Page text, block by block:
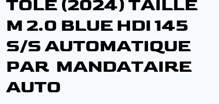
TOLE (2024) TAILLE
M 2.0 BLUE HDI 145
S/S AUTOMATIQUE
PAR MANDATAIRE
AUTO